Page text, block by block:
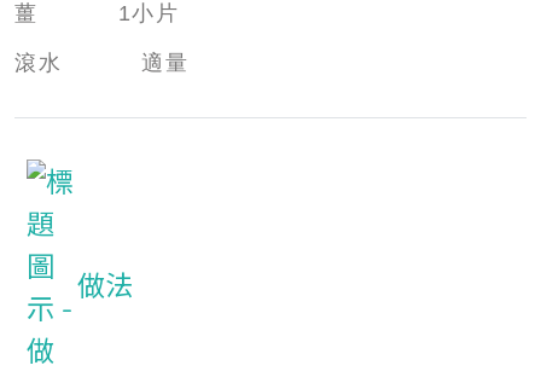
薑 1小片
滾水 適量
做法